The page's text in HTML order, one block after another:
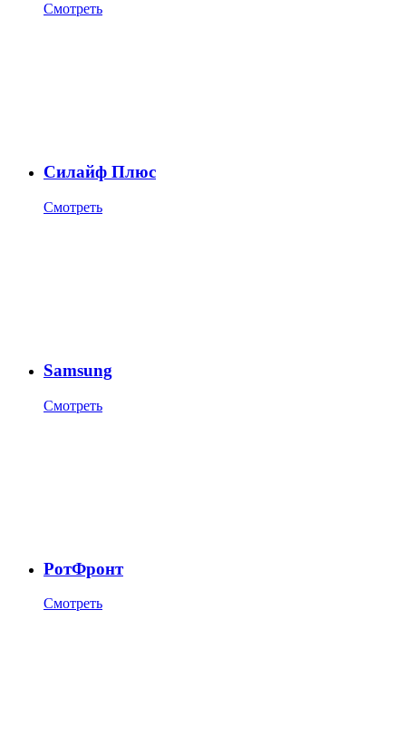
Смотреть
Силайф Плюс
Смотреть
Samsung
Смотреть
РотФронт
Смотреть